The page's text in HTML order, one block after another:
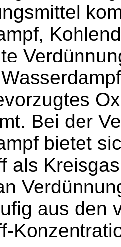
Bei der
bietet
als
aus den